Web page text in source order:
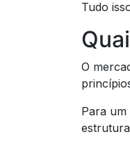
Tudo
O
Para um